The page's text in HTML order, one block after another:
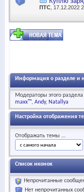
ПТС , 17.12.2022
Информация о разделе и
Модераторы этого раздела
maxx™ Andy Natallya
Настройка отображения
Отображать темы ...
Список иконок
Непрочитанные
Нет непрочитанных